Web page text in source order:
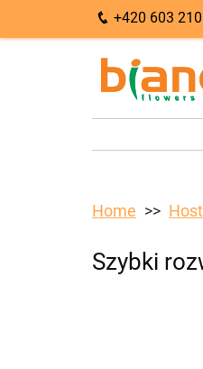
+420 603
Home
Szybki